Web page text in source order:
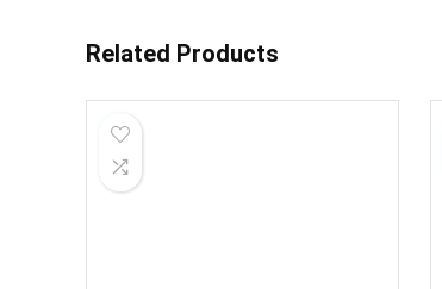
Related Products